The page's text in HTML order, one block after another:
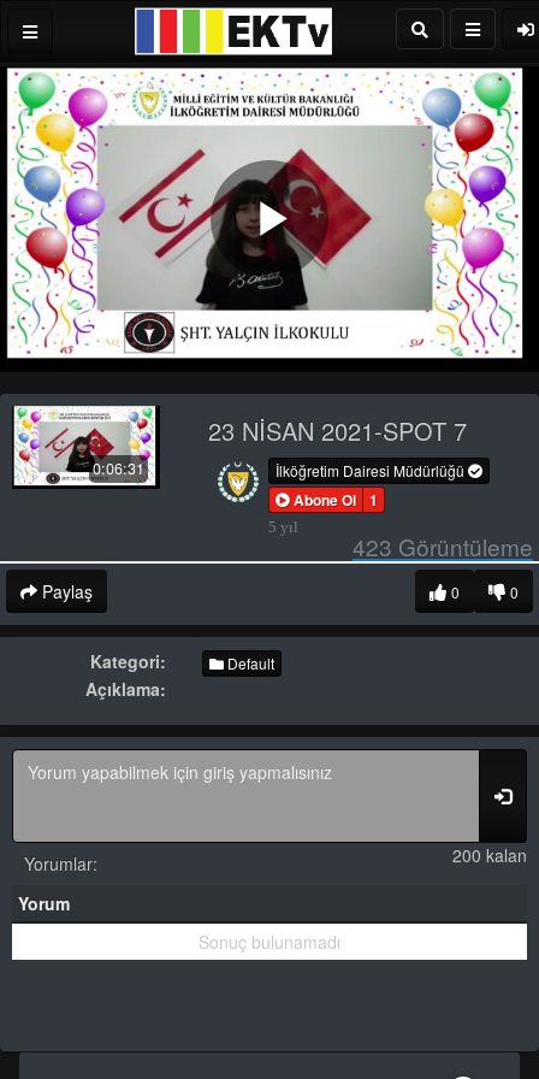
Play
Video
0:06:31
23 NİSAN 2021-SPOT 7
İlköğretim Dairesi Müdürlüğü
Abone Ol 1
5 yıl
423 Görüntüleme
Paylaş 0
0
Kategori: Default
Açıklama:
200 kalan
Yorumlar:
Yorum
Sonuç bulunamadı